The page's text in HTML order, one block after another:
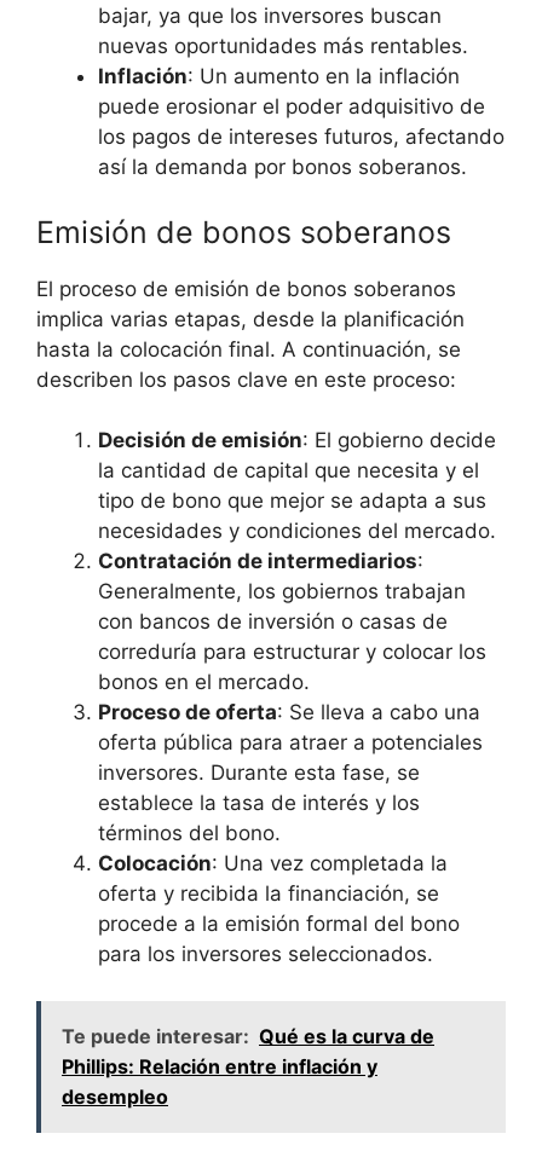
bajar,‌ ya que los​ inversores buscan
nuevas oportunidades más rentables.
Inflación: Un aumento en la inflación
puede erosionar el poder adquisitivo de
los pagos de⁣ intereses futuros, afectando
así ⁤la demanda por⁢ bonos soberanos.
Emisión de bonos soberanos
El proceso de emisión de bonos ⁢soberanos
implica varias​ etapas, desde la planificación
hasta la‌ colocación final. A continuación, se
‌describen los ⁣pasos clave en este proceso:
Decisión de emisión: El gobierno ⁣decide
la cantidad‍ de capital ​que necesita y el
tipo de bono que mejor se ‍adapta a sus
necesidades y condiciones‌ del ⁤mercado.
Contratación de intermediarios:
Generalmente, los⁣ gobiernos trabajan
con​ bancos de inversión o casas de
correduría para estructurar ‍y colocar los
bonos en el mercado.
Proceso de oferta: Se lleva a cabo una
⁣oferta pública para atraer a potenciales
inversores. ‍Durante esta fase, se
establece la tasa ⁤de interés y los
términos del‌ bono.
Colocación: Una‌ vez completada la
oferta y recibida la financiación, se
procede a​ la emisión formal del bono‌
para los inversores seleccionados.
Te puede interesar: Qué es la curva de
Phillips: Relación entre inflación y
desempleo